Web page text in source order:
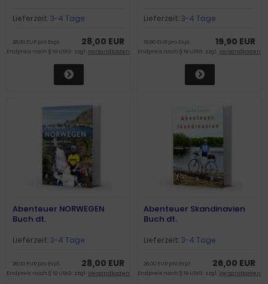
Lieferzeit:3-4 Tage
28,00 EUR
28,00 EUR pro Expl.
Endpreis nach § 19 UStG. zzgl. Versandkosten
Lieferzeit:3-4 Tage
19,90 EUR
19,90 EUR pro Expl.
Endpreis nach § 19 UStG. zzgl. Versandkosten
Abenteuer NORWEGEN
Buch dt.
Lieferzeit:3-4 Tage
28,00 EUR
28,00 EUR pro Expl.
Endpreis nach § 19 UStG. zzgl. Versandkosten
Abenteuer Skandinavien
Buch dt.
Lieferzeit:3-4 Tage
26,00 EUR
26,00 EUR pro Expl.
Endpreis nach § 19 UStG. zzgl. Versandkosten